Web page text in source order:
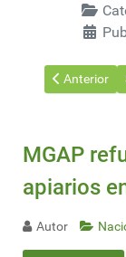
Artículo
Anterior
MGAP
apiarios
Autor